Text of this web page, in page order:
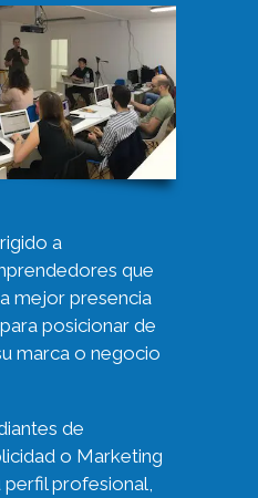
a
que
mejor presencia
posicionar de
marca o negocio
de
o Marketing
profesional,